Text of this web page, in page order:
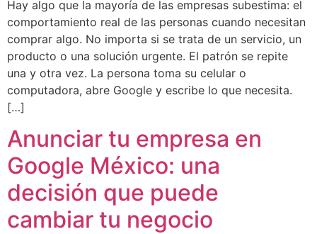
Hay algo que la mayoría de las empresas subestima: el
comportamiento real de las personas cuando necesitan
comprar algo. No importa si se trata de un servicio, un
producto o una solución urgente. El patrón se repite
una y otra vez. La persona toma su celular o
computadora, abre Google y escribe lo que necesita.
[…]
Anunciar tu empresa en
Google México: una
decisión que puede
cambiar tu negocio